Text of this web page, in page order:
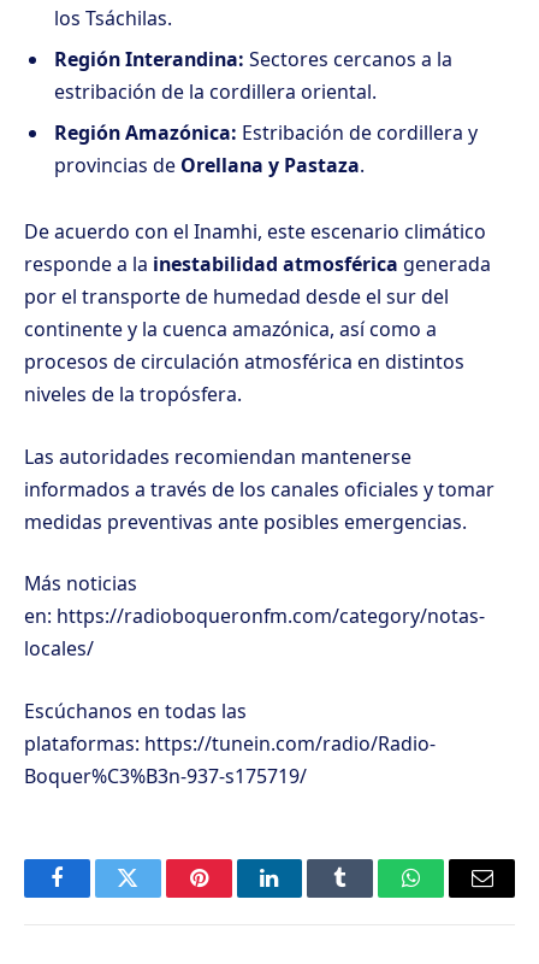
los Tsáchilas.
Región Interandina: Sectores cercanos a la
estribación de la cordillera oriental.
Región Amazónica: Estribación de cordillera y
provincias de Orellana y Pastaza.
De acuerdo con el Inamhi, este escenario climático
responde a la inestabilidad atmosférica generada
por el transporte de humedad desde el sur del
continente y la cuenca amazónica, así como a
procesos de circulación atmosférica en distintos
niveles de la tropósfera.
Las autoridades recomiendan mantenerse
informados a través de los canales oficiales y tomar
medidas preventivas ante posibles emergencias.
Más noticias
en: https://radioboqueronfm.com/category/notas-
locales/
Escúchanos en todas las
plataformas: https://tunein.com/radio/Radio-
Boquer%C3%B3n-937-s175719/
FacebookTwitter PinterestLinkedInTumblr WhatsAppEmail